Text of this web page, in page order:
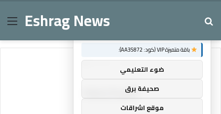
MenuEshrag News
Home/recruit
recruit
×
باقة متميزة VIP (كود: AA35872):
ضوء التعليمي
صحيفة برق
موقع اشراقات